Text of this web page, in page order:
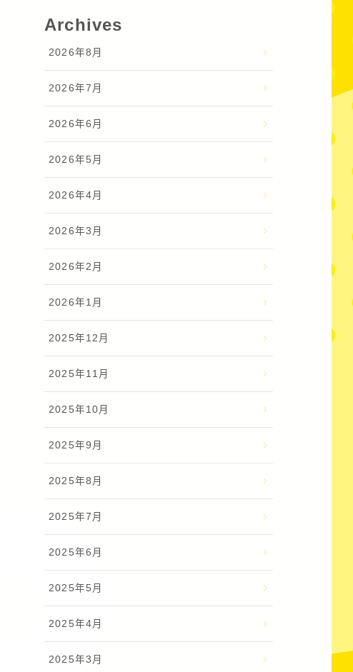
Archives
2026年8月
2026年7月
2026年6月
2026年5月
2026年4月
2026年3月
2026年2月
2026年1月
2025年12月
2025年11月
2025年10月
2025年9月
2025年8月
2025年7月
2025年6月
2025年5月
2025年4月
2025年3月